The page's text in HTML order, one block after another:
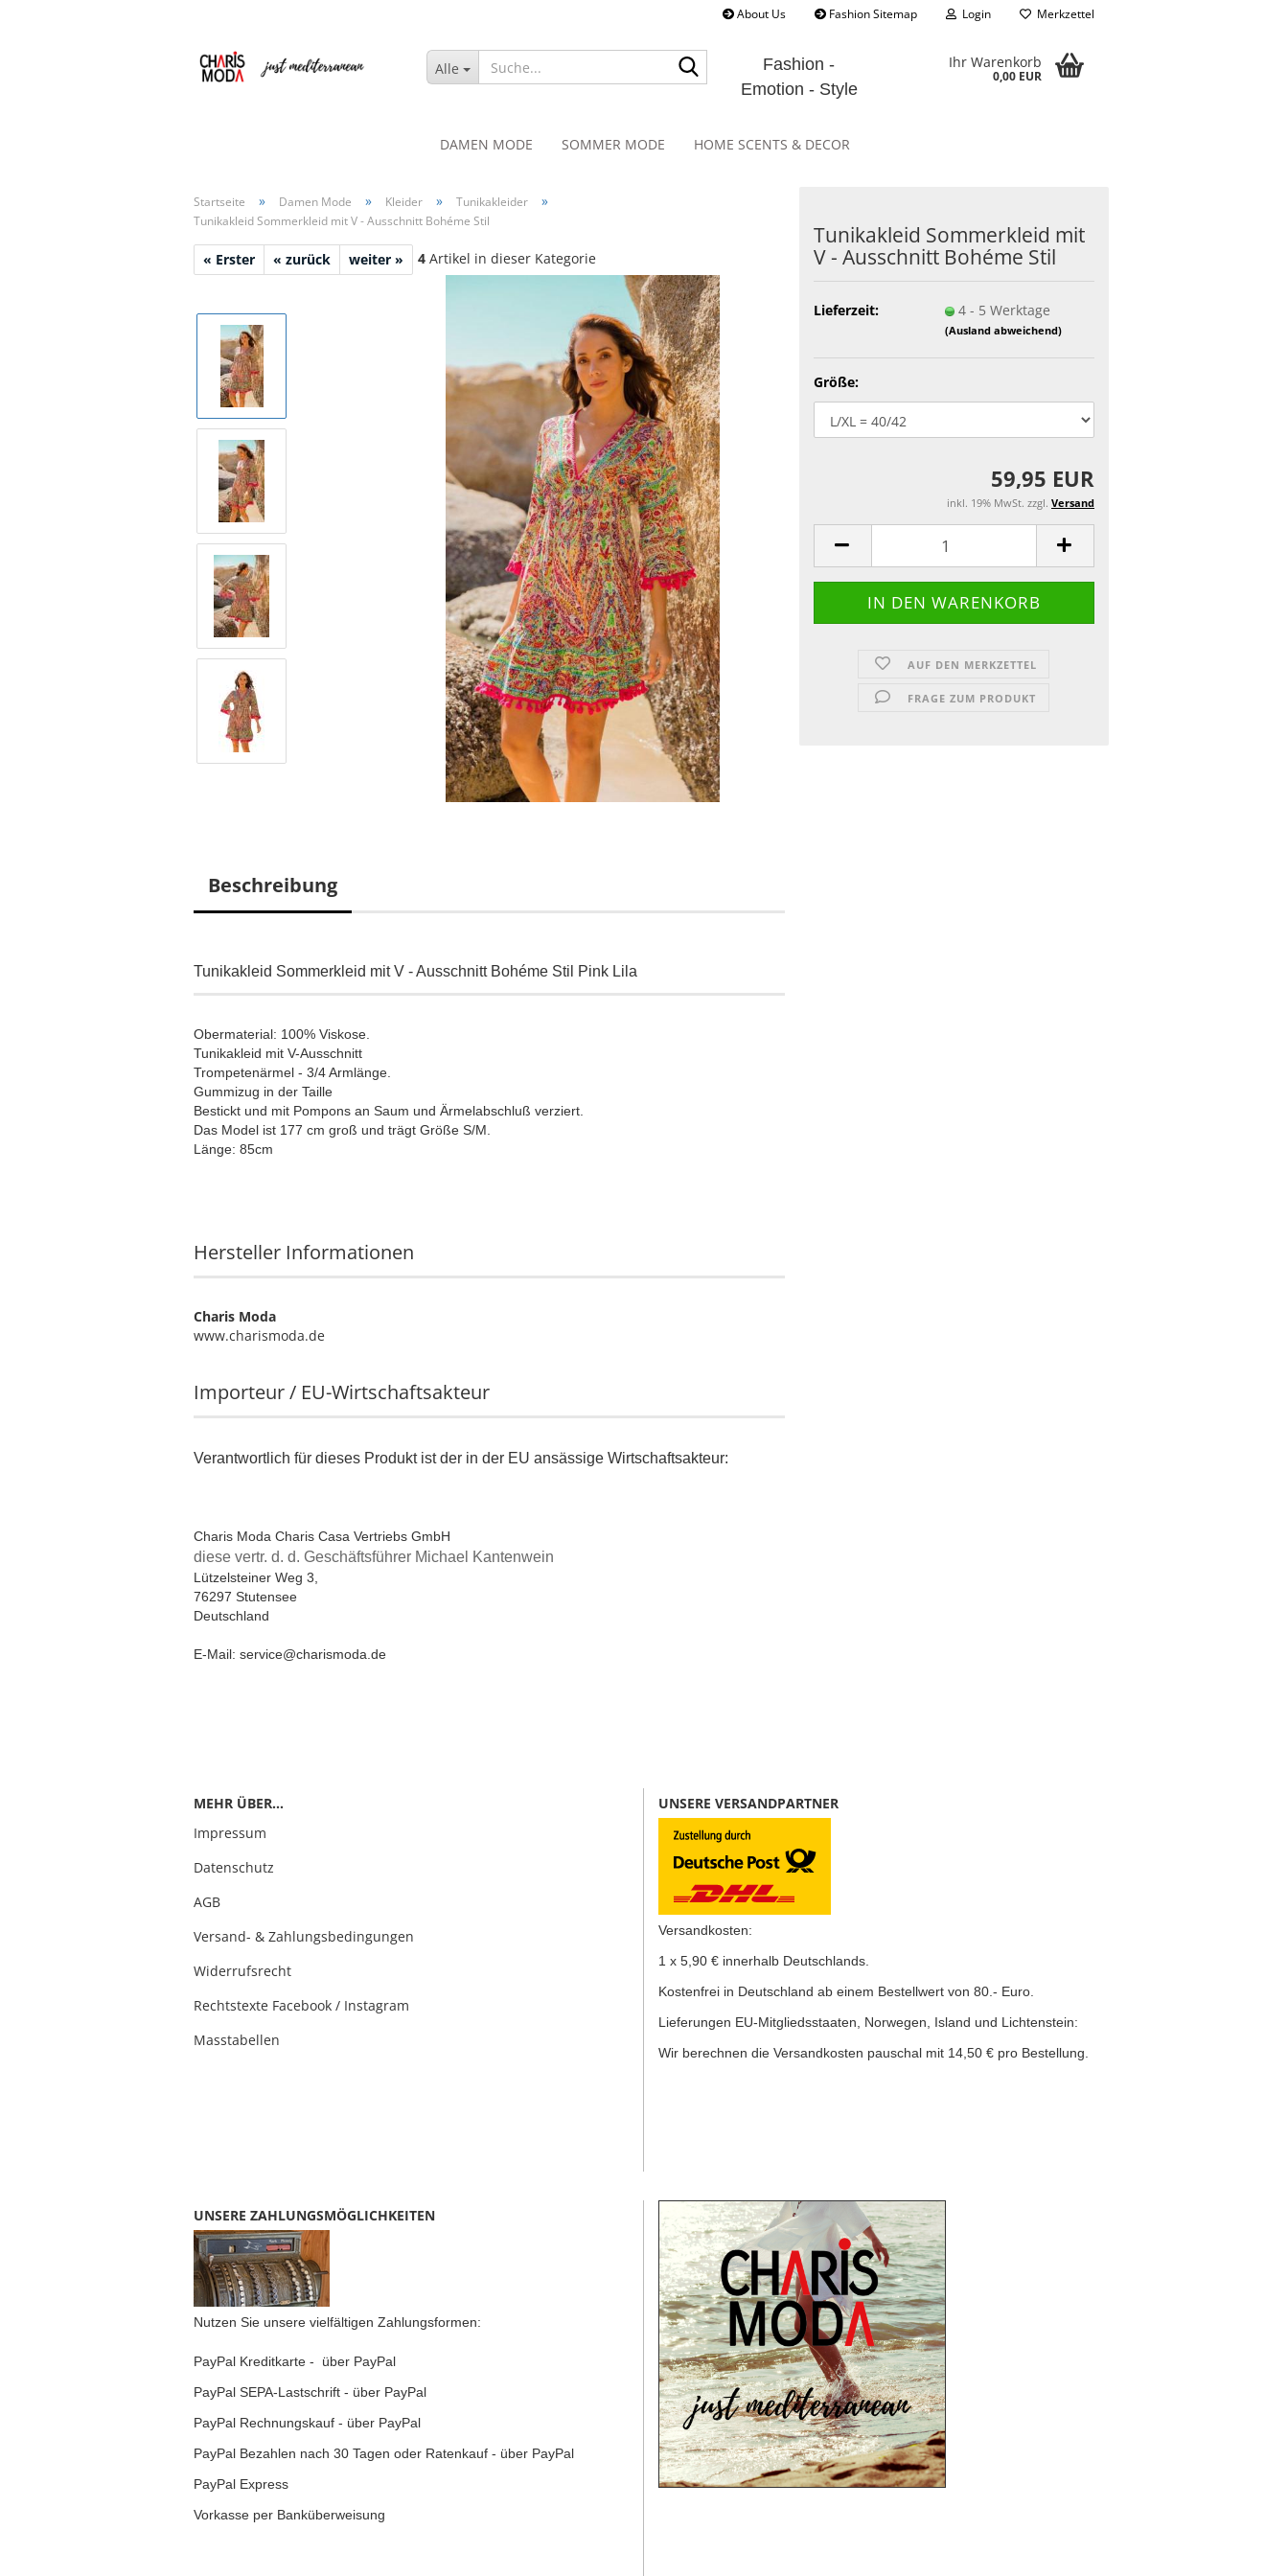
About Us Fashion Sitemap Login Merkzettel
Alle
Fashion -
Emotion - Style
Ihr Warenkorb
0,00 EUR
DAMEN MODE SOMMER MODE HOME SCENTS & DECOR
Startseite » Damen Mode » Kleider » Tunikakleider »
Tunikakleid Sommerkleid mit V - Ausschnitt Bohéme Stil
« Erster « zurück weiter » 4 Artikel in dieser Kategorie
Tu­ni­ka­kleid Som­mer­kleid mit
V - Aus­schnitt Bohéme Stil
Lieferzeit: 4 - 5 Werktage
(Ausland abweichend)
Größe:
59,95 EUR
inkl. 19% MwSt. zzgl. Versand
AUF DEN MERKZETTEL
FRAGE ZUM PRODUKT
Beschreibung
Tunikakleid Sommerkleid mit V - Ausschnitt Bohéme Stil Pink Lila
Obermaterial: 100% Viskose.
Tunikakleid mit V-Ausschnitt
Trompetenärmel - 3/4 Armlänge.
Gummizug in der Taille
Bestickt und mit Pompons an Saum und Ärmelabschluß verziert.
Das Model ist 177 cm groß und trägt Größe S/M.
Länge: 85cm
Hersteller Informationen
Charis Moda
www.charismoda.de
Importeur / EU-Wirtschaftsakteur
Verantwortlich für dieses Produkt ist der in der EU ansässige Wirtschaftsakteur:
Charis Moda Charis Casa Vertriebs GmbH
diese vertr. d. d. Geschäftsführer Michael Kantenwein
Lützelsteiner Weg 3,
76297 Stutensee
Deutschland
E-Mail: service@charismoda.de
MEHR ÜBER...
Impressum
Datenschutz
AGB
Versand- & Zahlungsbedingungen
Widerrufsrecht
Rechtstexte Facebook / Instagram
Masstabellen
UNSERE VERSANDPARTNER
Versandkosten:
1 x 5,90 € innerhalb Deutschlands.
Kostenfrei in Deutschland ab einem Bestellwert von 80.- Euro.
Lieferungen EU-Mitgliedsstaaten, Norwegen, Island und Lichtenstein:
Wir berechnen die Versandkosten pauschal mit 14,50 € pro Bestellung.
UNSERE ZAHLUNGSMÖGLICHKEITEN
Nutzen Sie unsere vielfältigen Zahlungsformen:
PayPal Kreditkarte - über PayPal
PayPal SEPA-Lastschrift - über PayPal
PayPal Rechnungskauf - über PayPal
PayPal Bezahlen nach 30 Tagen oder Ratenkauf - über PayPal
PayPal Express
Vorkasse per Banküberweisung